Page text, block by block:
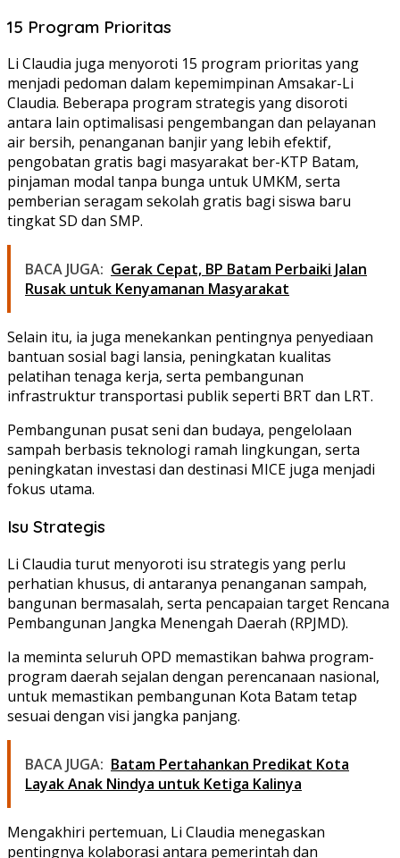
15 Program Prioritas
Li Claudia juga menyoroti 15 program prioritas yang
menjadi pedoman dalam kepemimpinan Amsakar-Li
Claudia. Beberapa program strategis yang disoroti
antara lain optimalisasi pengembangan dan pelayanan
air bersih, penanganan banjir yang lebih efektif,
pengobatan gratis bagi masyarakat ber-KTP Batam,
pinjaman modal tanpa bunga untuk UMKM, serta
pemberian seragam sekolah gratis bagi siswa baru
tingkat SD dan SMP.
BACA JUGA: Gerak Cepat, BP Batam Perbaiki Jalan
Rusak untuk Kenyamanan Masyarakat
Selain itu, ia juga menekankan pentingnya penyediaan
bantuan sosial bagi lansia, peningkatan kualitas
pelatihan tenaga kerja, serta pembangunan
infrastruktur transportasi publik seperti BRT dan LRT.
Pembangunan pusat seni dan budaya, pengelolaan
sampah berbasis teknologi ramah lingkungan, serta
peningkatan investasi dan destinasi MICE juga menjadi
fokus utama.
Isu Strategis
Li Claudia turut menyoroti isu strategis yang perlu
perhatian khusus, di antaranya penanganan sampah,
bangunan bermasalah, serta pencapaian target Rencana
Pembangunan Jangka Menengah Daerah (RPJMD).
Ia meminta seluruh OPD memastikan bahwa program-
program daerah sejalan dengan perencanaan nasional,
untuk memastikan pembangunan Kota Batam tetap
sesuai dengan visi jangka panjang.
BACA JUGA: Batam Pertahankan Predikat Kota
Layak Anak Nindya untuk Ketiga Kalinya
Mengakhiri pertemuan, Li Claudia menegaskan
pentingnya kolaborasi antara pemerintah dan